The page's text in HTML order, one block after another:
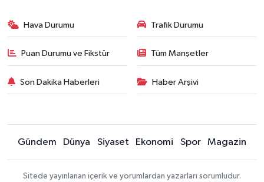
Hava Durumu Trafik Durumu
Puan Durumu ve Fikstür Tüm Manşetler
Son Dakika Haberleri Haber Arşivi
Gündem Dünya Siyaset Ekonomi Spor Magazin
Sitede yayınlanan içerik ve yorumlardan yazarları sorumludur.